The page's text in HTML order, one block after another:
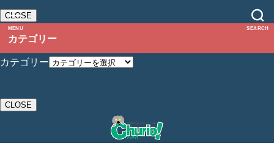
MENU
CLOSE
カテゴリー
カテゴリー
CLOSE
SEARCH